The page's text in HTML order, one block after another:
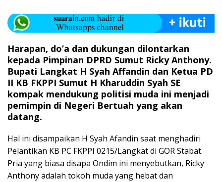
Harapan, do’a dan dukungan dilontarkan
kepada Pimpinan DPRD Sumut Ricky Anthony.
Bupati Langkat H Syah Affandin dan Ketua PD
II KB FKPPI Sumut H Kharuddin Syah SE
kompak mendukung politisi muda ini menjadi
pemimpin di Negeri Bertuah yang akan
datang.
Hal ini disampaikan H Syah Afandin saat menghadiri
Pelantikan KB PC FKPPI 0215/Langkat di GOR Stabat.
Pria yang biasa disapa Ondim ini menyebutkan, Ricky
Anthony adalah tokoh muda yang hebat dan